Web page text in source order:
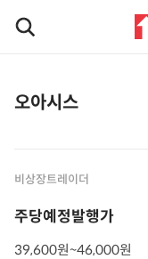
오아시스
비상장트레이더
주당예정발행가
39,600원~46,000원